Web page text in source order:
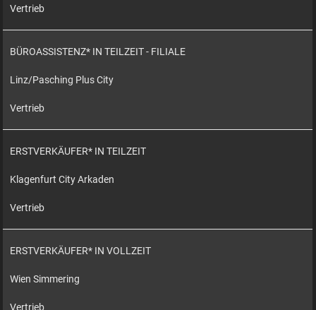
Vertrieb
BÜROASSISTENZ* IN TEILZEIT - FILIALE
Linz/Pasching Plus City
Vertrieb
ERSTVERKÄUFER* IN TEILZEIT
Klagenfurt City Arkaden
Vertrieb
ERSTVERKÄUFER* IN VOLLZEIT
Wien Simmering
Vertrieb